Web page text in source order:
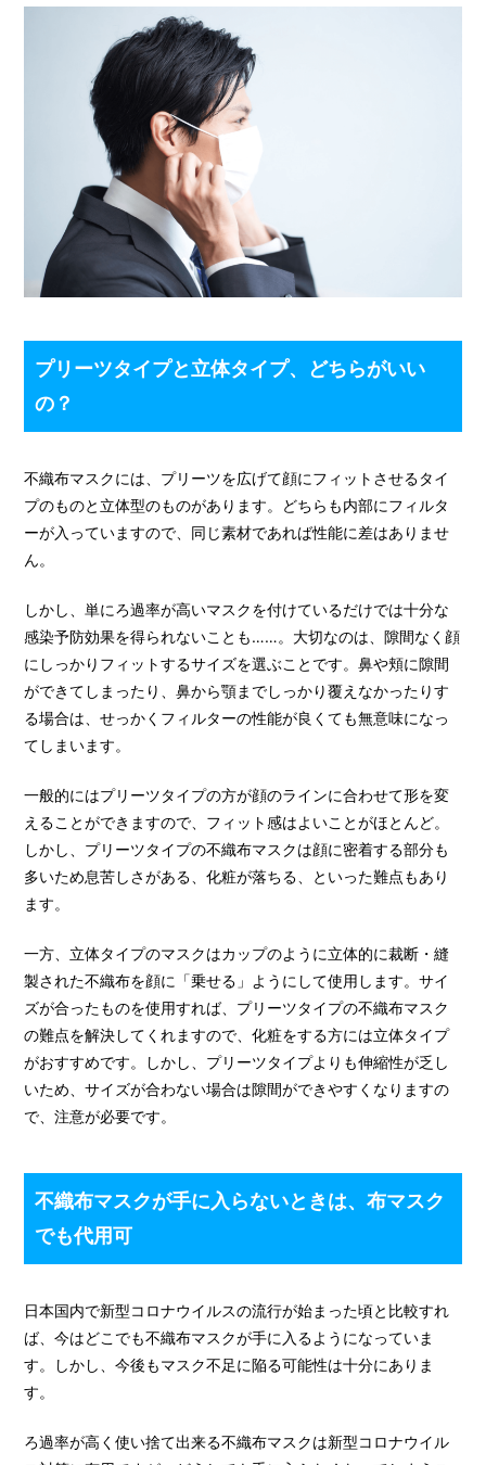
プリーツタイプと立体タイプ、どちらがいい
の？
不織布マスクには、プリーツを広げて顔にフィットさせるタイ
プのものと立体型のものがあります。どちらも内部にフィルタ
ーが入っていますので、同じ素材であれば性能に差はありませ
ん。
しかし、単にろ過率が高いマスクを付けているだけでは十分な
感染予防効果を得られないことも……。大切なのは、隙間なく顔
にしっかりフィットするサイズを選ぶことです。鼻や頬に隙間
ができてしまったり、鼻から顎までしっかり覆えなかったりす
る場合は、せっかくフィルターの性能が良くても無意味になっ
てしまいます。
一般的にはプリーツタイプの方が顔のラインに合わせて形を変
えることができますので、フィット感はよいことがほとんど。
しかし、プリーツタイプの不織布マスクは顔に密着する部分も
多いため息苦しさがある、化粧が落ちる、といった難点もあり
ます。
一方、立体タイプのマスクはカップのように立体的に裁断・縫
製された不織布を顔に「乗せる」ようにして使用します。サイ
ズが合ったものを使用すれば、プリーツタイプの不織布マスク
の難点を解決してくれますので、化粧をする方には立体タイプ
がおすすめです。しかし、プリーツタイプよりも伸縮性が乏し
いため、サイズが合わない場合は隙間ができやすくなりますの
で、注意が必要です。
不織布マスクが手に入らないときは、布マスク
でも代用可
日本国内で新型コロナウイルスの流行が始まった頃と比較すれ
ば、今はどこでも不織布マスクが手に入るようになっていま
す。しかし、今後もマスク不足に陥る可能性は十分にありま
す。
ろ過率が高く使い捨て出来る不織布マスクは新型コロナウイル